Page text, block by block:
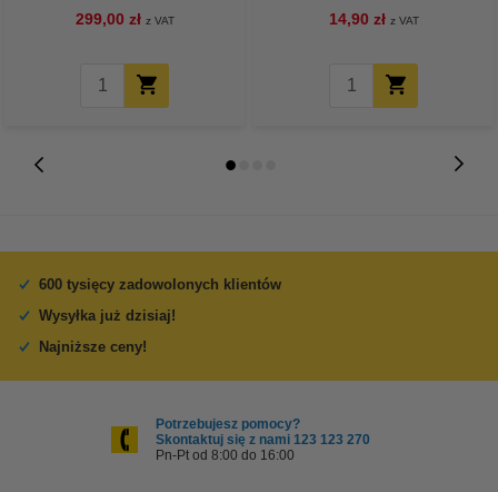
299,00 zł z VAT 14,90 zł z VAT
600 tysięcy zadowolonych klientów
Wysyłka już dzisiaj!
Najniższe ceny!
Potrzebujesz pomocy?
Skontaktuj się z nami 123 123 270
Pn-Pt od 8:00 do 16:00